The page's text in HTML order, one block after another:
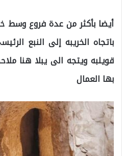
أيضا بأكثر من عدة فروع وسط
باتجاه الخريبه إلى النبع
قويلبه ويتجه الى يبلا هنا
بها العمال